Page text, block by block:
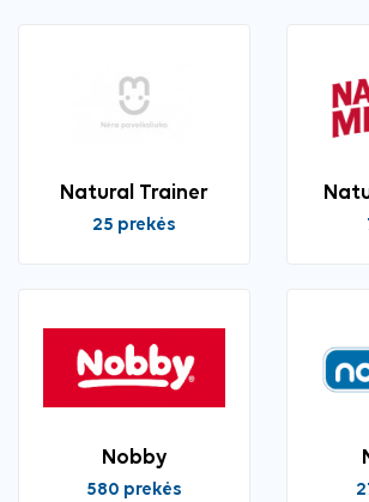
Natural Trainer
25 prekės
Nobby
580 prekės